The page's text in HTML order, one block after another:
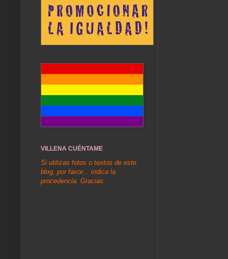
VILLENA CUÉNTAME
Si utilizas fotos o textos de este
blog, por favor... indica la
procedencia. Gracias.